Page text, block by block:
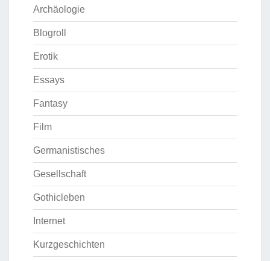
Archäologie
Blogroll
Erotik
Essays
Fantasy
Film
Germanistisches
Gesellschaft
Gothicleben
Internet
Kurzgeschichten